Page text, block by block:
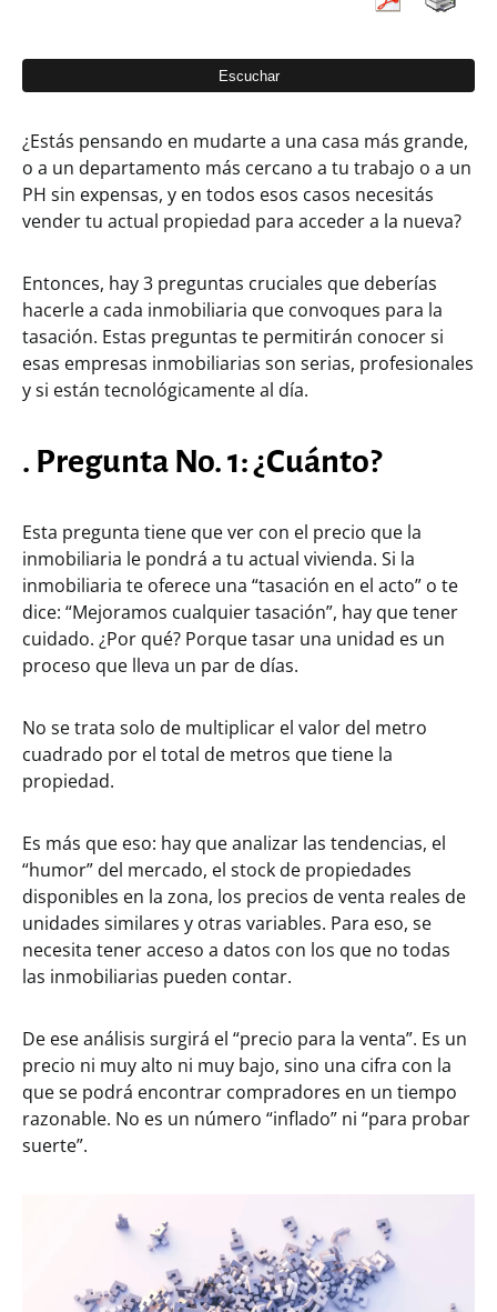
¿Estás pensando en mudarte a una casa más grande,
o a un departamento más cercano a tu trabajo o a un
PH sin expensas, y en todos esos casos necesitás
vender tu actual propiedad para acceder a la nueva?
Entonces, hay 3 preguntas cruciales que deberías
hacerle a cada inmobiliaria que convoques para la
tasación. Estas preguntas te permitirán conocer si
esas empresas inmobiliarias son serias, profesionales
y si están tecnológicamente al día.
. Pregunta No. 1: ¿Cuánto?
Esta pregunta tiene que ver con el precio que la
inmobiliaria le pondrá a tu actual vivienda. Si la
inmobiliaria te oferece una “tasación en el acto” o te
dice: “Mejoramos cualquier tasación”, hay que tener
cuidado. ¿Por qué? Porque tasar una unidad es un
proceso que lleva un par de días.
No se trata solo de multiplicar el valor del metro
cuadrado por el total de metros que tiene la
propiedad.
Es más que eso: hay que analizar las tendencias, el
“humor” del mercado, el stock de propiedades
disponibles en la zona, los precios de venta reales de
unidades similares y otras variables. Para eso, se
necesita tener acceso a datos con los que no todas
las inmobiliarias pueden contar.
De ese análisis surgirá el “precio para la venta”. Es un
precio ni muy alto ni muy bajo, sino una cifra con la
que se podrá encontrar compradores en un tiempo
razonable. No es un número “inflado” ni “para probar
suerte”.